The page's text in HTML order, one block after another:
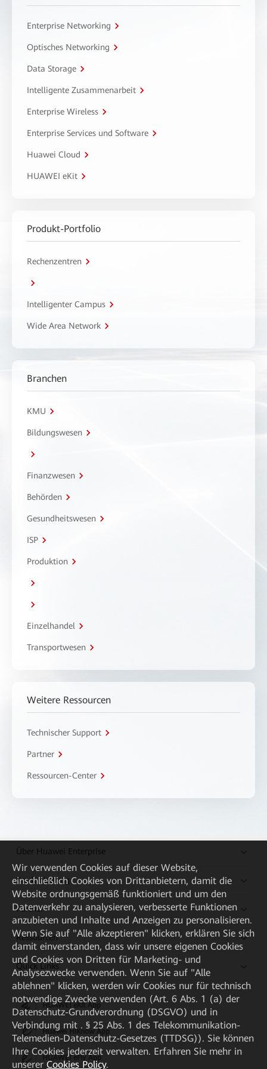
Enterprise Networking
Optisches Networking
Data Storage
Intelligente Zusammenarbeit
Enterprise Wireless
Enterprise Services und Software
Huawei Cloud
HUAWEI eKit
Produkt-Portfolio
Rechenzentren
Intelligenter Campus
Wide Area Network
Branchen
KMU
Bildungswesen
Finanzwesen
Behörden
Gesundheitswesen
ISP
Produktion
Einzelhandel
Transportwesen
Weitere Ressourcen
Technischer Support
Partner
Ressourcen-Center
Über Huawei Enterprise
Kaufanleitung
Partner
Ressourcen
Quick Links
HUAWEI eKit App
Huawei HiKnow App
HUAWEI eFly App
Wir verwenden Cookies auf dieser Website,
einschließlich Cookies von Drittanbietern, damit die
Website ordnungsgemäß funktioniert und um den
Datenverkehr zu analysieren, verbesserte Funktionen
anzubieten und Inhalte und Anzeigen zu personalisieren.
Wenn Sie auf "Alle akzeptieren" klicken, erklären Sie sich
damit einverstanden, dass wir unsere eigenen Cookies
und Cookies von Dritten für Marketing- und
Analysezwecke verwenden. Wenn Sie auf "Alle
ablehnen" klicken, werden wir Cookies nur für technisch
notwendige Zwecke verwenden (Art. 6 Abs. 1 (a) der
Datenschutz-Grundverordnung (DSGVO) und in
Verbindung mit . § 25 Abs. 1 des Telekommunikation-
Telemedien-Datenschutz-Gesetzes (TTDSG)). Sie können
Ihre Cookies jederzeit verwalten. Erfahren Sie mehr in
unserer Cookies Policy.